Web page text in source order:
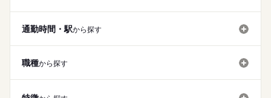
通勤時間・駅から探す
職種から探す